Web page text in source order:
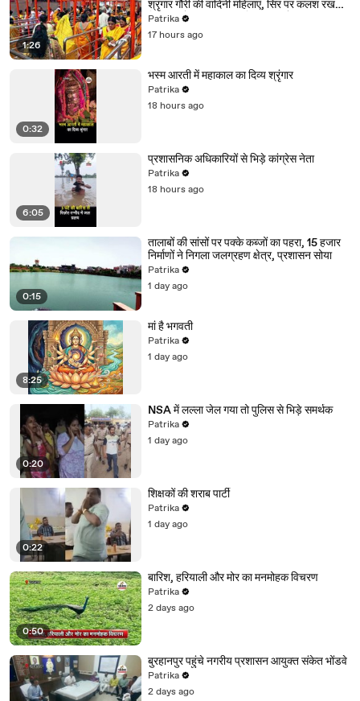
1:26
श्रृंगार गौरी की वादिनी महिलाएं, सिर पर कलश रखकर
निकाली शोभायात्रा, बाबा विश्वनाथ को चढ़ाया जल
Patrika
17 hours ago
0:32
भस्म आरती में महाकाल का दिव्य श्रृंगार
Patrika
18 hours ago
6:05
प्रशासनिक अधिकारियों से भिड़े कांग्रेस नेता
Patrika
18 hours ago
0:15
तालाबों की सांसों पर पक्के कब्जों का पहरा, 15 हजार
निर्माणों ने निगला जलग्रहण क्षेत्र, प्रशासन सोया
Patrika
1 day ago
8:25
मां है भगवती
Patrika
1 day ago
0:20
NSA में लल्ला जेल गया तो पुलिस से भिड़े समर्थक
Patrika
1 day ago
0:22
शिक्षकों की शराब पार्टी
Patrika
1 day ago
0:50
बारिश, हरियाली और मोर का मनमोहक विचरण
Patrika
2 days ago
बुरहानपुर पहुंचे नगरीय प्रशासन आयुक्त संकेत भोंडवे
Patrika
2 days ago